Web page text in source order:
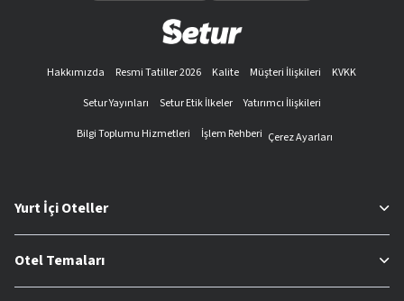
Hakkımızda Resmi Tatiller 2026 Kalite Müşteri İlişkileri
KVKK
Setur Yayınları
Setur Etik İlkeler
Yatırımcı İlişkileri
Bilgi Toplumu Hizmetleri
İşlem Rehberi Çerez Ayarları
Yurt İçi Oteller
Otel Temaları